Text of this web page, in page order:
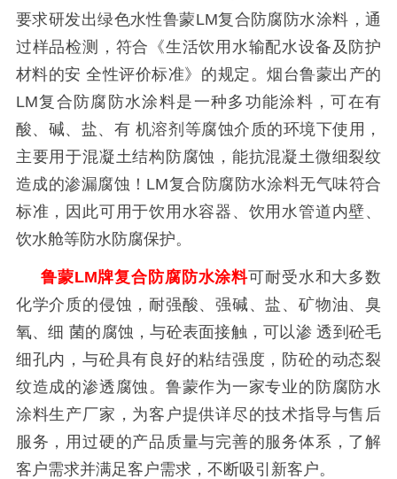
要求研发出绿色水性鲁蒙LM复合防腐防水涂料，通
过样品检测，符合《生活饮用水输配水设备及防护
材料的安 全性评价标准》的规定。烟台鲁蒙出产的
LM复合防腐防水涂料是一种多功能涂料，可在有
酸、碱、盐、有 机溶剂等腐蚀介质的环境下使用，
主要用于混凝土结构防腐蚀，能抗混凝土微细裂纹
造成的渗漏腐蚀！ LM复合防腐防水涂料无气味符合
标准，因此可用于饮用水容器、饮用水管道内壁、
饮水舱等防水防腐保护。
鲁蒙LM牌复合防腐防水涂料可耐受水和大多数
化学介质的侵蚀，耐强酸、强碱、盐、矿物油、臭
氧、细 菌的腐蚀，与砼表面接触，可以渗 透到砼毛
细孔内，与砼具有良好的粘结强度，防砼的动态裂
纹造成的渗透腐蚀。鲁蒙作为一家专业的防腐防水
涂料生产厂家，为客户提供详尽的技术指导与售后
服务，用过硬的产品质量与完善的服务体系，了解
客户需求并满足客户需求，不断吸引新客户。